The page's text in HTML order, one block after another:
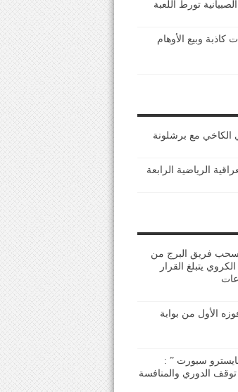
تورط اللعبة
كاذبة وبيع الأوهام
الكاخي مع برشلونة
الرياضية الرابعة
فريق البرج من
يتبلغ القرار
الأول من بوابة
سبورت ” :
توقف الدوري والمنافسة